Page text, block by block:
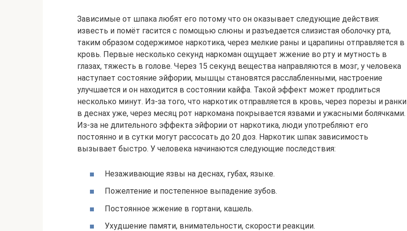
Зависимые от шпака любят его потому что он оказывает следующие действия:
известь и помёт гасится с помощью слюны и разъедается слизистая оболочку рта,
таким образом содержимое наркотика, через мелкие раны и царапины отправляется в
кровь. Первые несколько секунд наркоман ощущает жжение во рту и мутность в
глазах, тяжесть в голове. Через 15 секунд вещества направляются в мозг, у человека
наступает состояние эйфории, мышцы становятся расслабленными, настроение
улучшается и он находится в состоянии кайфа. Такой эффект может продлиться
несколько минут. Из-за того, что наркотик отправляется в кровь, через порезы и ранки
в деснах уже, через месяц рот наркомана покрывается язвами и ужасными болячками.
Из-за не длительного эффекта эйфории от наркотика, люди употребляют его
постоянно и в сутки могут рассосать до 20 доз. Наркотик шпак зависимость
вызывает быстро. У человека начинаются следующие последствия:
Незаживающие язвы на деснах, губах, языке.
Пожелтение и постепенное выпадение зубов.
Постоянное жжение в гортани, кашель.
Ухудшение памяти, внимательности, скорости реакции.